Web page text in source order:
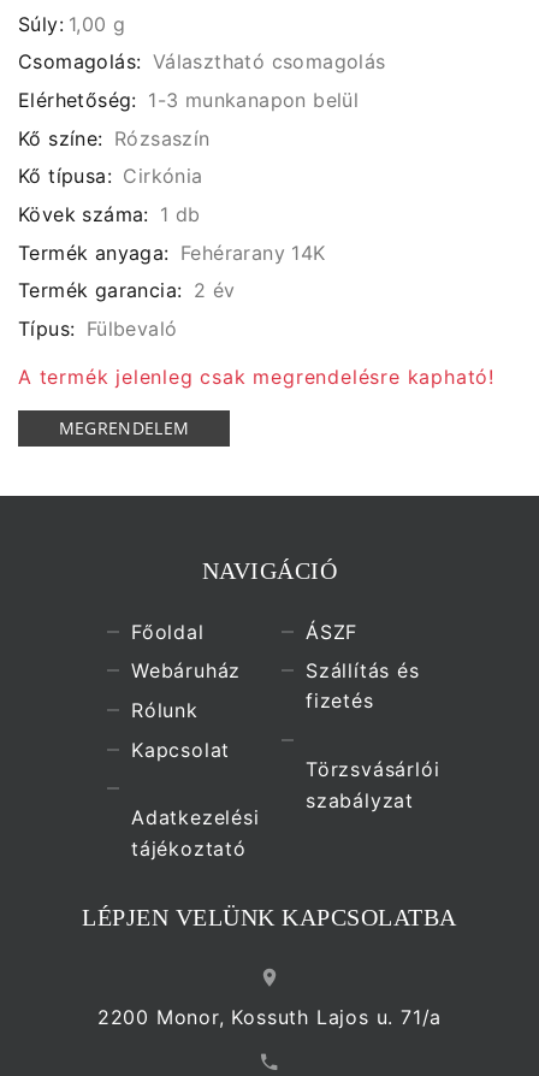
Súly: 1,00 g
Csomagolás: Választható csomagolás
Elérhetőség: 1-3 munkanapon belül
Kő színe: Rózsaszín
Kő típusa: Cirkónia
Kövek száma: 1 db
Termék anyaga: Fehérarany 14K
Termék garancia: 2 év
Típus: Fülbevaló
A termék jelenleg csak megrendelésre kapható!
MEGRENDELEM
NAVIGÁCIÓ
Főoldal
Webáruház
Rólunk
Kapcsolat
Adatkezelési
tájékoztató
ÁSZF
Szállítás és
fizetés
Törzsvásárlói
szabályzat
LÉPJEN VELÜNK KAPCSOLATBA
2200 Monor, Kossuth Lajos u. 71/a